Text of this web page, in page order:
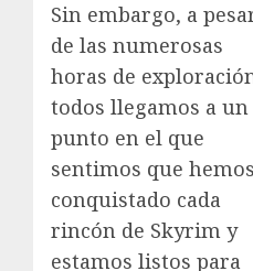
Sin embargo, a
de las numerosas
horas de
todos llegamos a un
punto en el que
sentimos que hemos
conquistado cada
rincón de Skyrim y
estamos listos para